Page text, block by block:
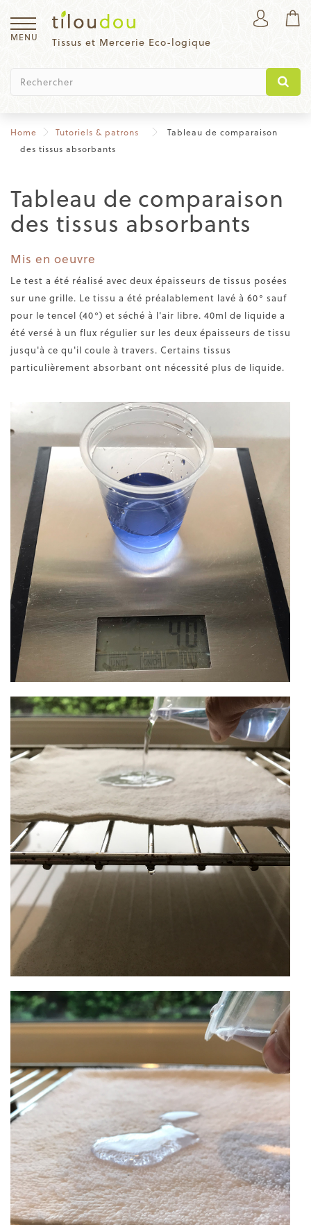
Tissus et Mercerie Eco-logique
MENU
Home Tutoriels & patrons
Tableau de comparaison
des tissus absorbants
Tableau de comparaison
des tissus absorbants
Mis en oeuvre
Le test a été réalisé avec deux épaisseurs de tissus posées
sur une grille. Le tissu a été préalablement lavé à 60° sauf
pour le tencel (40°) et séché à l'air libre. 40ml de liquide a
été versé à un flux régulier sur les deux épaisseurs de tissu
jusqu'à ce qu'il coule à travers. Certains tissus
particulièrement absorbant ont nécessité plus de liquide.